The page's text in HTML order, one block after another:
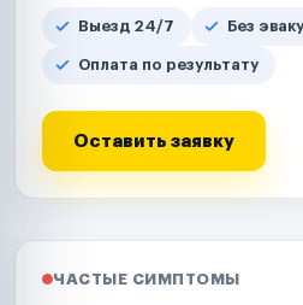
Выезд 24/7 Без
Оплата по результату
Оставить заявку
ЧАСТЫЕ СИМПТОМЫ